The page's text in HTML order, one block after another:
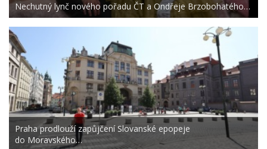
Nechutný lynč nového pořadu ČT a Ondřeje Brzobohatého…
Praha prodlouží zapůjčení Slovanské epopeje
do Moravského…